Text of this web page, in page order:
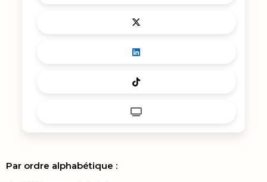
Par ordre alphabétique :